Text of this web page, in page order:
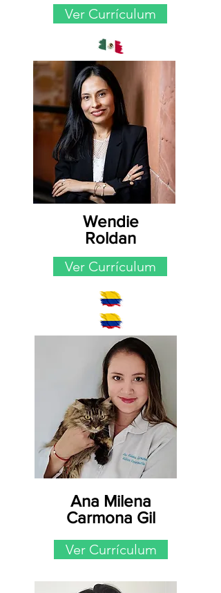
Ver Currículum
Wendie
Roldan
Ver Currículum
Ana Milena
Carmona Gil
Ver Currículum